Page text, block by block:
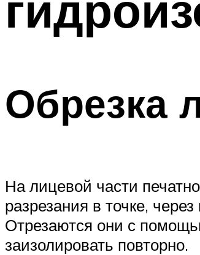
Обрезка
На лицевой части
разрезания в точке,
Отрезаются они с
заизолировать повторно.